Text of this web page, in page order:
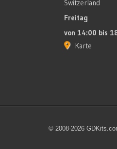
Switzerland
Freitag
von 14:00 bis
Karte
© 2008-2026